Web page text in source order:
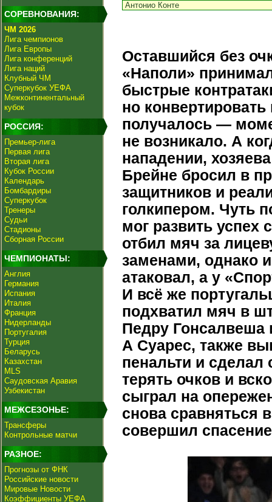
СОРЕВНОВАНИЯ:
ЧМ 2026
Лига чемпионов
Лига Европы
Лига конференций
Лига наций
Клубный ЧМ
Суперкубок УЕФА
Межконтинентальный
кубок
РОССИЯ:
Премьер-лига
Первая лига
Вторая лига
Кубок России
Календарь
Бомбардиры
Суперкубок
Тренеры
Судьи
Стадионы
Сборная России
ЧЕМПИОНАТЫ:
Англия
Германия
Испания
Италия
Франция
Нидерланды
Португалия
Турция
Беларусь
Казахстан
MLS
Саудовская Аравия
Узбекистан
МЕЖСЕЗОНЬЕ:
Трансферы
Контрольные матчи
РАЗНОЕ:
Прогнозы от ФНК
Российские новости
Мировые Новости
Коэффициенты УЕФА
Антонио Конте
Оставшийся без
«Наполи»
быстрые
но
получалось —
не возникало. А
нападении,
Брейне бросил в
защитников и
голкипером. Чуть
мог развить
отбил мяч за
заменами, однако
атаковал, а у
И всё же
подхватил мяч в
Педру Гонсалвеша
А Суарес, также
пенальти и
терять очков и
сыграл на
снова сравняться
совершил